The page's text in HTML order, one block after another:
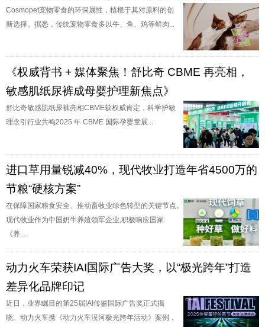
Cosmopet宠物零食的环保属性，植根于其对原料的创
新选择。据悉，传统宠物零食多以牛、鱼、鸡等鲜肉...
《权威背书 + 媒体聚焦！舒比奇 CBME 再亮相，
敏感肌纸尿裤成母婴护理新焦点》
舒比奇敏感肌纸尿裤亮相CBME获权威肯定，科学护敏
理念引行业共鸣2025 年 CBME 国际孕婴童展...
进口草用量锐减40%，现代牧业打造年省4500万的
节粮“硬核方案”
在保障国家粮食安全、推动畜牧业绿色转型的关键节点,
现代牧业作为中国奶牛养殖领军企业,积极响应国家
《养...
动力火车荣获IAI国际广告大奖，以“极光跨年”打造
差异化品牌印记
近日，业界瞩目的第25届IAI传鉴国际广告奖正式揭
晓。动力火车携《动力火车漠河极光跨年活动》案例，